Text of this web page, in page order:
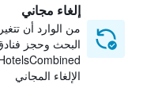
إلغاء مجاني
من الوارد أن
البحث وحجز
الإلغاء المجاني